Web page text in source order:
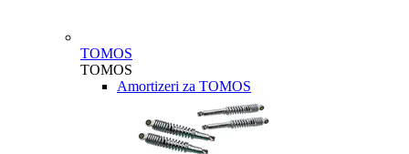
TOMOS
TOMOS
Amortizeri za TOMOS